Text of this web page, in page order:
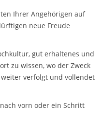
Ihrer Angehörigen auf
neue Freude
gut erhaltenes und
zu wissen, wo der Zweck
verfolgt und vollendet
vorn oder ein Schritt